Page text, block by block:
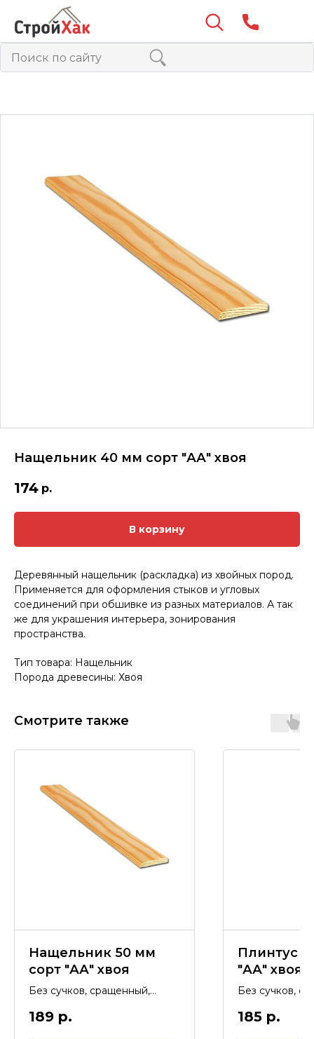
Нащельник 40 мм сорт "АА" хвоя
174 р.
В корзину
Деревянный нащельник (раскладка) из хвойных пород.
Применяется для оформления стыков и угловых
соединений при обшивке из разных материалов. А так
же для украшения интерьера, зонирования
пространства.
Тип товара: Нащельник
Порода древесины: Хвоя
Смотрите также
Нащельник 50 мм
сорт "АА" хвоя
Без сучков, сращенный,
189 р.
Плинтус
"АА" хвоя
Без сучков,
185 р.